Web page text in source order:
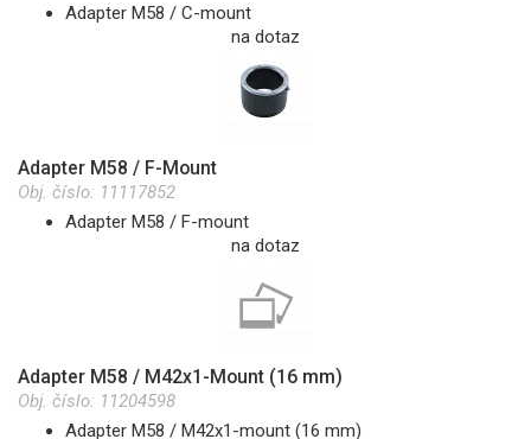
Adapter M58 / C-mount
na dotaz
Adapter M58 / F-Mount
Obj. číslo: 11117852
Adapter M58 / F-mount
na dotaz
Adapter M58 / M42x1-Mount (16 mm)
Obj. číslo: 11204598
Adapter M58 / M42x1-mount (16 mm)